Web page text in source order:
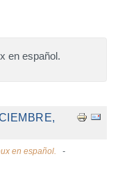
en español.
en español.